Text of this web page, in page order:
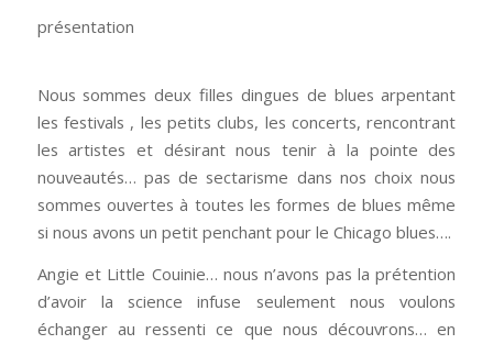
présentation
Nous sommes deux filles dingues de blues arpentant
les festivals , les petits clubs, les concerts, rencontrant
les artistes et désirant nous tenir à la pointe des
nouveautés… pas de sectarisme dans nos choix nous
sommes ouvertes à toutes les formes de blues même
si nous avons un petit penchant pour le Chicago blues….
Angie et Little Couinie… nous n’avons pas la prétention
d’avoir la science infuse seulement nous voulons
échanger au ressenti ce que nous découvrons… en